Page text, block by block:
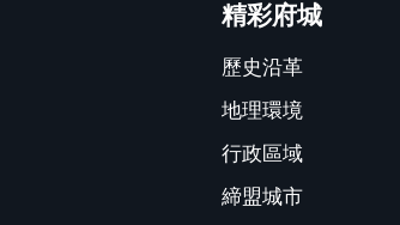
精彩府城
歷史沿革
地理環境
行政區域
締盟城市